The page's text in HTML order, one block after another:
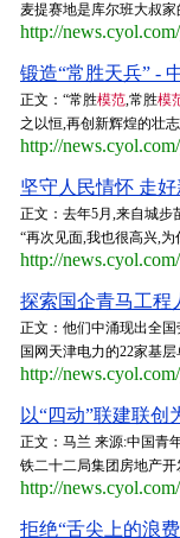
麦提赛地是库尔班大叔
http://
锻造“常胜天兵” -
正文：“常胜模范,常胜模
之以恒,再创新辉煌的壮志
http://
坚守人民情怀 走
正文：去年5月,来自城步
“再次见面,我也很高兴,
http://
探索国企青马工程
正文：他们中涌现出全国
国网天津电力的22家基
http://
以“四动”联建联
正文：马兰 来源:中国青
铁二十二局集团房地产
http://
拒绝“舌尖上的浪